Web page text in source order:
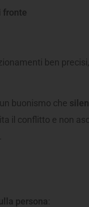
fronte
ben
buonismo che
il conflitto e non
.
persona: